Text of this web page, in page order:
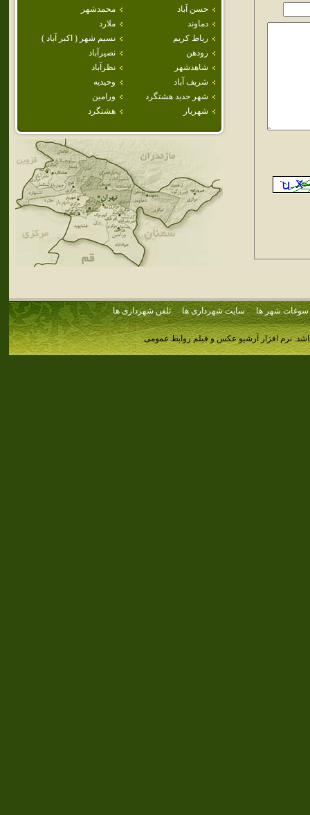
حسن آباد
محمدشهر
دماوند
ملارد
رباط كريم
نسيم شهر ( اكبر آباد )
رودهن
نصيرآباد
شاهدشهر
نظرآباد
شريف آباد
وحيديه
شهر جديد هشتگرد
ورامين
شهريار
هشتگرد
سوغات شهر ها سایت شهرداری ها تلفن شهرداری ها
نرم افزار آرشیو عکس و فیلم روابط عمومی